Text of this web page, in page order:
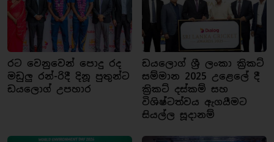
රට වෙනුවෙන් පොදු රද
මඩුලු රන්-රිදී දිනූ පුතුන්ට
ඩයලොග් උපහාර
ඩයලොග් ශ්‍රී ලංකා ක්‍රිකට්
සම්මාන 2025 උළෙලේ දී
ක්‍රිකට් දස්කම් සහ
විශිෂ්ටත්වය ඇගයීමට
සියල්ල සූදානම්